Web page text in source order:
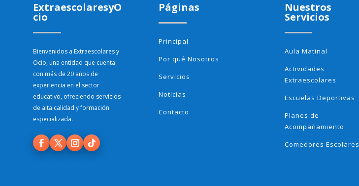
ExtraescolaresyO
cio
Bienvenidos a Extraescolares y
Ocio, una entidad que cuenta
con más de 20 años de
experiencia en el sector
educativo, ofreciendo servicios
de alta calidad y formación
especializada.
Páginas
Principal
Por qué Nosotros
Servicios
Noticias
Contacto
Nuestros
Servicios
Aula Matinal
Actividades
Extraescolares
Escuelas Deportivas
Planes de
Acompañamiento
Comedores Escolares